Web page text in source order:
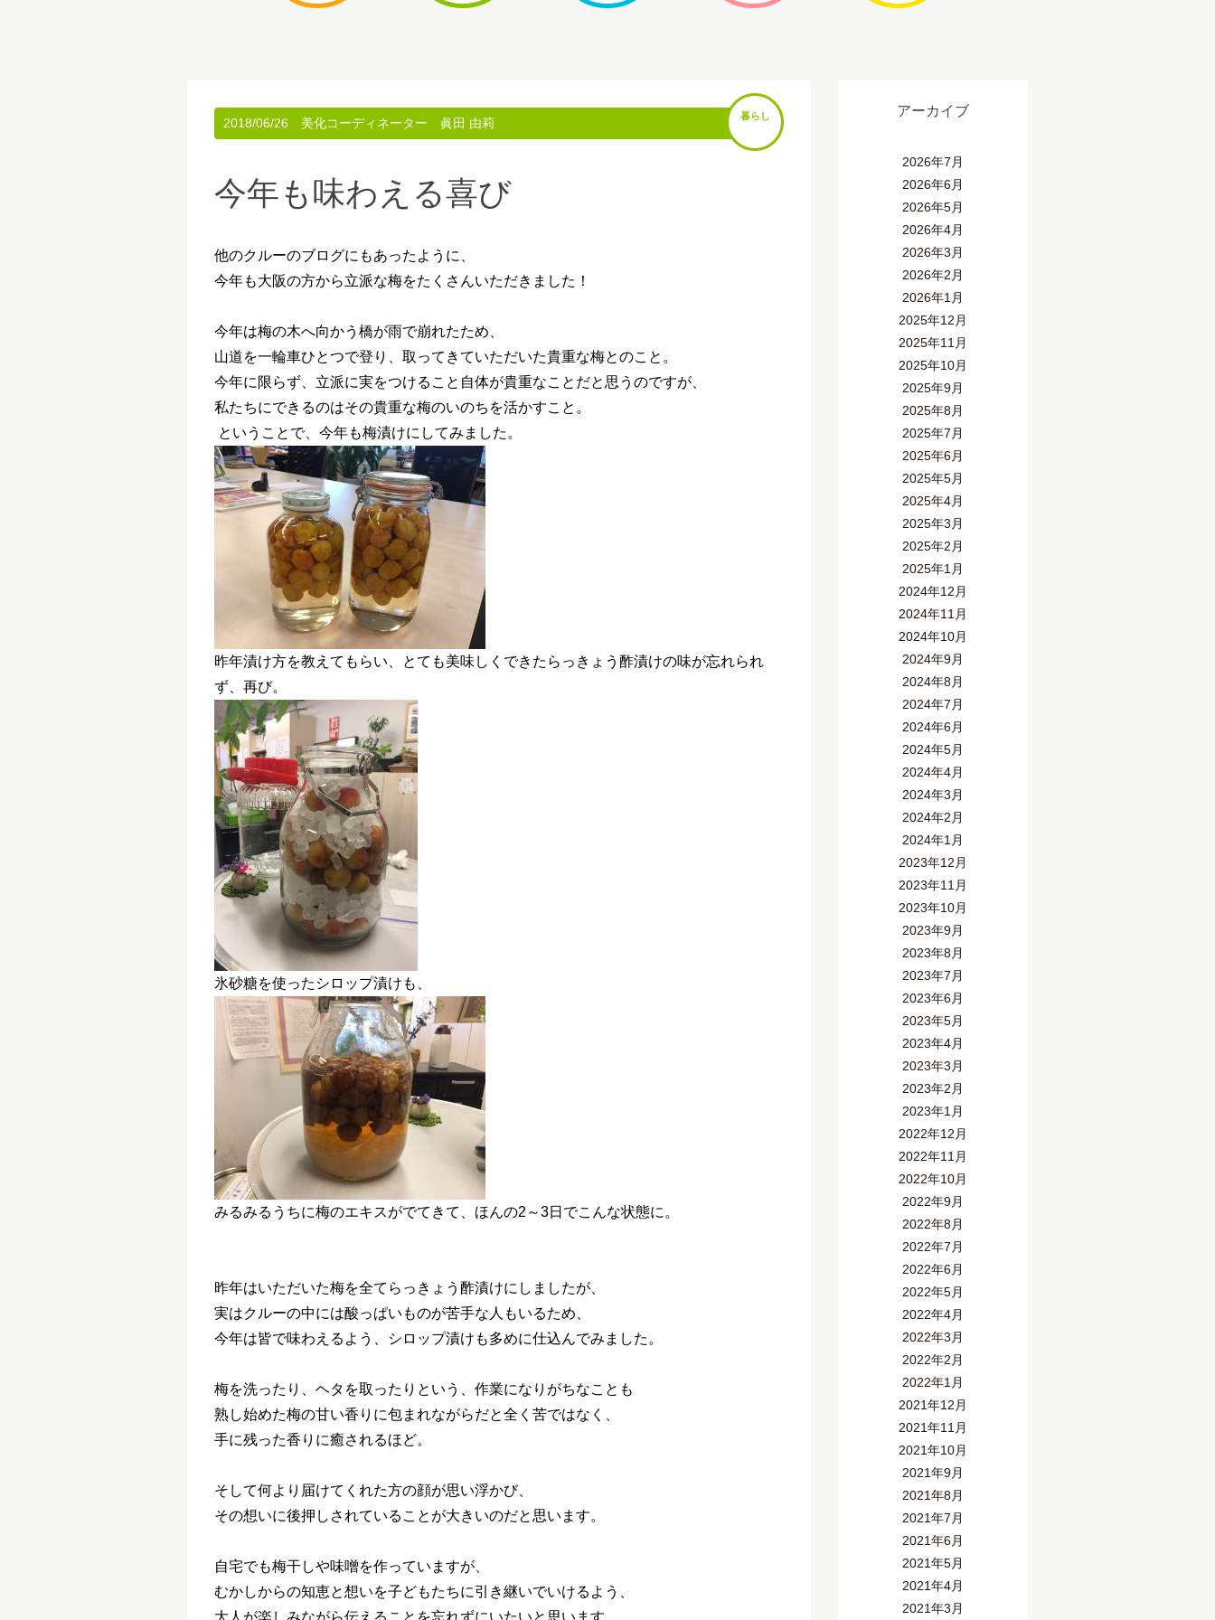
2018/06/26 美化コーディネーター 眞田 由莉 暮らし
今年も味わえる喜び
他のクルーのブログにもあったように、
今年も大阪の方から立派な梅をたくさんいただきました！
今年は梅の木へ向かう橋が雨で崩れたため、
山道を一輪車ひとつで登り、取ってきていただいた貴重な梅とのこと。
今年に限らず、立派に実をつけること自体が貴重なことだと思うのですが、
私たちにできるのはその貴重な梅のいのちを活かすこと。
ということで、今年も梅漬けにしてみました。
昨年漬け方を教えてもらい、とても美味しくできたらっきょう酢漬けの味が忘れられ
ず、再び。
氷砂糖を使ったシロップ漬けも、
みるみるうちに梅のエキスがでてきて、ほんの2 ～3日でこんな状態に。
昨年はいただいた梅を全てらっきょう酢漬けにしましたが、
実はクルーの中には酸っぱいものが苦手な人もいるため、
今年は皆で味わえるよう、シロップ漬けも多めに仕込んでみました。
梅を洗ったり、ヘタを取ったりという、作業になりがちなことも
熟し始めた梅の甘い香りに包まれながらだと全く苦ではなく、
手に残った香りに癒されるほど。
そして何より届けてくれた方の顔が思い浮かび、
その想いに後押しされていることが大きいのだと思います。
自宅でも梅干しや味噌を作っていますが、
むかしからの知恵と想いを子どもたちに引き継いでいけるよう、
大人が楽しみながら伝えることを忘れずにいたいと思います。
アーカイブ
2026年7月
2026年6月
2026年5月
2026年4月
2026年3月
2026年2月
2026年1月
2025年12月
2025年11月
2025年10月
2025年9月
2025年8月
2025年7月
2025年6月
2025年5月
2025年4月
2025年3月
2025年2月
2025年1月
2024年12月
2024年11月
2024年10月
2024年9月
2024年8月
2024年7月
2024年6月
2024年5月
2024年4月
2024年3月
2024年2月
2024年1月
2023年12月
2023年11月
2023年10月
2023年9月
2023年8月
2023年7月
2023年6月
2023年5月
2023年4月
2023年3月
2023年2月
2023年1月
2022年12月
2022年11月
2022年10月
2022年9月
2022年8月
2022年7月
2022年6月
2022年5月
2022年4月
2022年3月
2022年2月
2022年1月
2021年12月
2021年11月
2021年10月
2021年9月
2021年8月
2021年7月
2021年6月
2021年5月
2021年4月
2021年3月